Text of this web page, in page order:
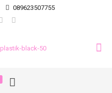
089623507755